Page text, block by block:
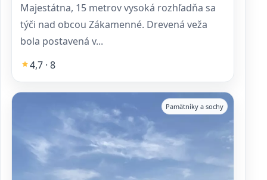
Majestátna, 15 metrov vysoká rozhľadňa sa
týči nad obcou Zákamenné. Drevená veža
bola postavená v...
4,7 · 8
Pamätníky a sochy